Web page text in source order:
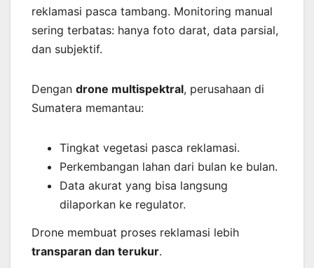
reklamasi pasca tambang. Monitoring manual
sering terbatas: hanya foto darat, data parsial,
dan subjektif.
Dengan drone multispektral, perusahaan di
Sumatera memantau:
Tingkat vegetasi pasca reklamasi.
Perkembangan lahan dari bulan ke bulan.
Data akurat yang bisa langsung
dilaporkan ke regulator.
Drone membuat proses reklamasi lebih
transparan dan terukur.